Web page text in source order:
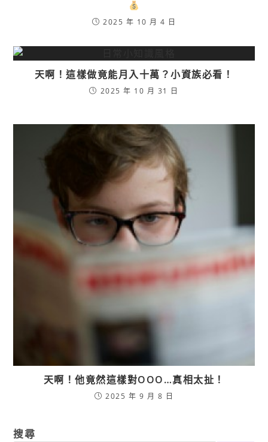
2025 年 10 月 4 日
天啊！這樣做竟能月入十萬？小資族必看！
2025 年 10 月 31 日
天啊！他竟然這樣對OOO…真相太扯！
2025 年 9 月 8 日
搜尋